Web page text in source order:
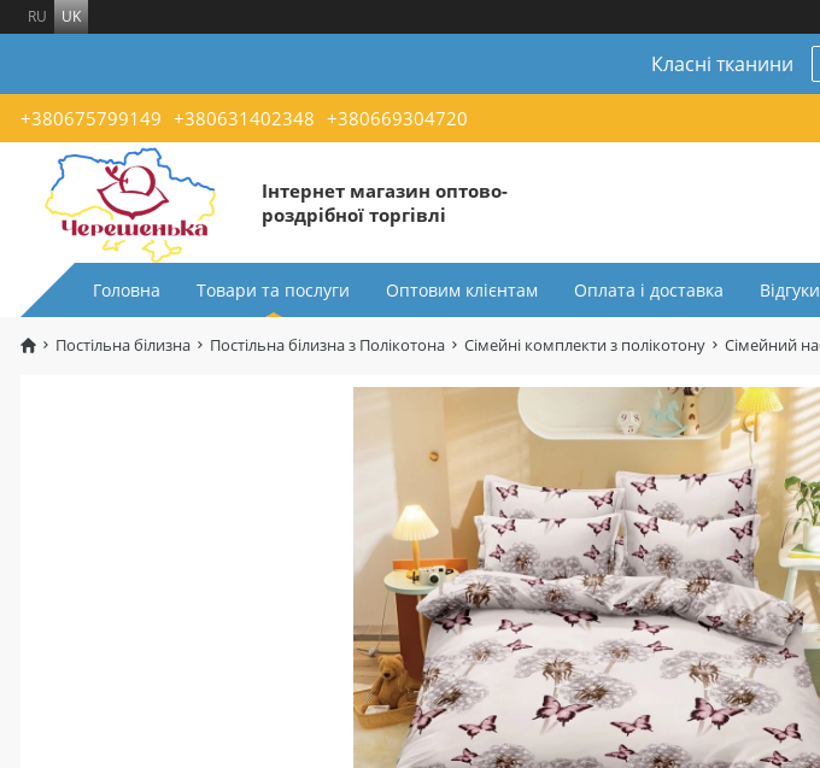
RU UK
Класні тканини
+380675799149 +380631402348 +380669304720
Інтернет магазин оптово-
роздрібної торгівлі
Головна Товари та послуги Оптовим клієнтам Оплата і доставка Відгуки
Постільна білизна Постільна білизна з Полікотона Сімейні комплекти з полікотону Сімейний